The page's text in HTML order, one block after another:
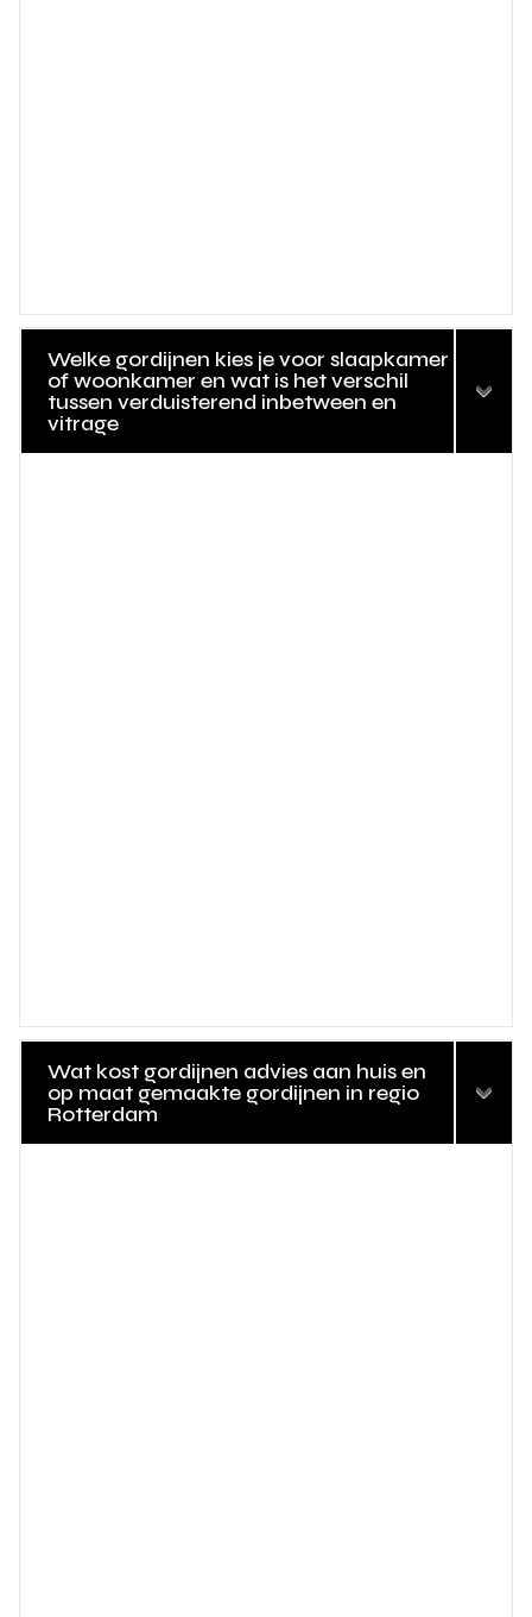
Welke gordijnen kies je voor slaapkamer
of woonkamer en wat is het verschil
tussen verduisterend inbetween en
vitrage
Wat kost gordijnen advies aan huis en
op maat gemaakte gordijnen in regio
Rotterdam